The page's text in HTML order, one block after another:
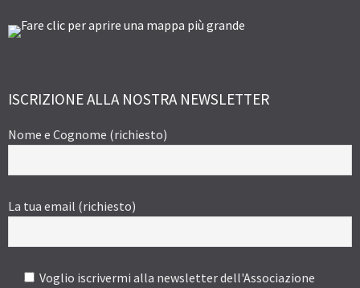
ISCRIZIONE ALLA NOSTRA NEWSLETTER
Nome e Cognome (richiesto)
La tua email (richiesto)
Voglio iscrivermi alla newsletter dell'Associazione